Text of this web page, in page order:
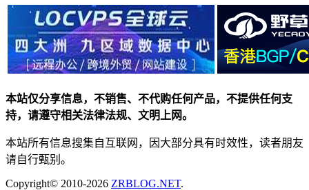
本站仅分享信息，不销售、不代购任何产品，不提供任何支
持，请遵守相关法律法规、文明上网。
本站所有信息搜集自互联网，因大部分具有时效性，读者朋友
请自行甄别。
Copyright© 2010-2026 ZRBLOG.NET.